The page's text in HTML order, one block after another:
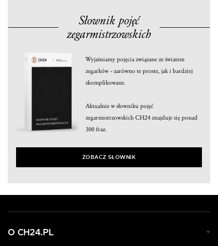
Słownik pojęć
zegarmistrzowskich
Wyjaśniamy pojęcia związane ze światem
zegarków – zarówno te proste, jak i bardziej
skomplikowane.
Aktualnie w słowniku pojęć
zegarmistrzowskich CH24 znajduje się ponad
300 fraz.
ZOBACZ SŁOWNIK
O CH24.PL